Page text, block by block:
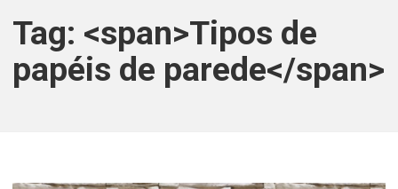
Tag: <span>Tipos de
papéis de parede</span>